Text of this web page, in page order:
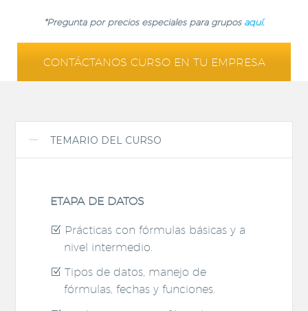
*Pregunta por precios especiales para grupos aquí.
CONTÁCTANOS CURSO EN TU EMPRESA
TEMARIO DEL CURSO
ETAPA DE DATOS
Prácticas con fórmulas básicas y a
nivel intermedio.
Tipos de datos, manejo de
fórmulas, fechas y funciones.